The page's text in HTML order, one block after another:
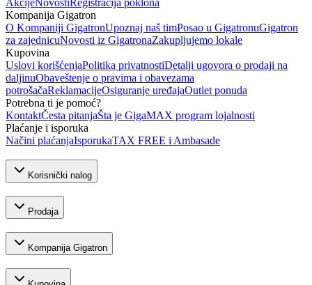
Kompanija Gigatron
O Kompaniji GigatronUpoznaj naš timPosao u GigatronuGigatron
za zajednicuNovosti iz GigatronaZakupljujemo lokale
Kupovina
Uslovi korišćenjaPolitika privatnostiDetalji ugovora o prodaji na
daljinuObaveštenje o pravima i obavezama
potrošačaReklamacijeOsiguranje uređajaOutlet ponuda
Potrebna ti je pomoć?
KontaktČesta pitanjaŠta je GigaMAX program lojalnosti
Plaćanje i isporuka
Načini plaćanjaIsporukaTAX FREE i Ambasade
Korisnički nalog
Prodaja
Kompanija Gigatron